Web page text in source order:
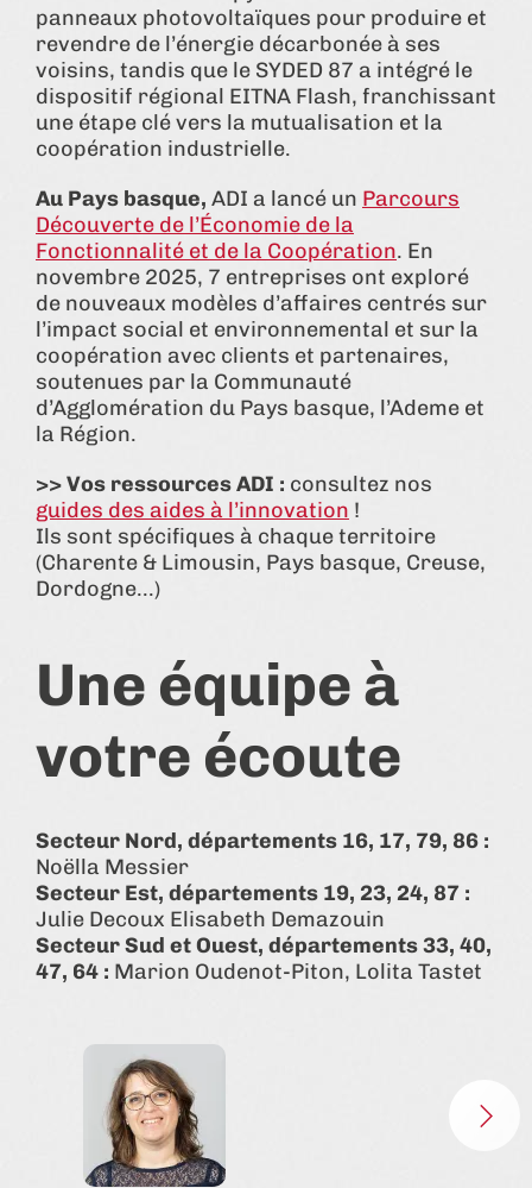
panneaux photovoltaïques pour produire et
revendre de l’énergie décarbonée à ses
voisins, tandis que le SYDED 87 a intégré le
dispositif régional EITNA Flash, franchissant
une étape clé vers la mutualisation et la
coopération industrielle.
Au Pays basque, ADI a lancé un Parcours
Découverte de l’Économie de la
Fonctionnalité et de la Coopération. En
novembre 2025, 7 entreprises ont exploré
de nouveaux modèles d’affaires centrés sur
l’impact social et environnemental et sur la
coopération avec clients et partenaires,
soutenues par la Communauté
d’Agglomération du Pays basque, l’Ademe et
la Région.
>> Vos ressources ADI : consultez nos
guides des aides à l’innovation !
Ils sont spécifiques à chaque territoire
(Charente & Limousin, Pays basque, Creuse,
Dordogne...)
Une équipe à
votre écoute
Secteur Nord, départements 16, 17, 79, 86 :
Noëlla Messier
Secteur Est, départements 19, 23, 24, 87 :
Julie Decoux Elisabeth Demazouin
Secteur Sud et Ouest, départements 33, 40,
47, 64 : Marion Oudenot-Piton, Lolita Tastet